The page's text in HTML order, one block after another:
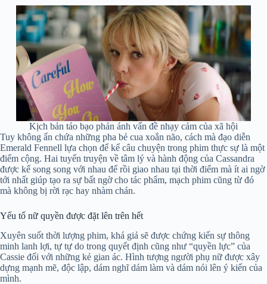
Kịch bản táo bạo phản ánh vấn đề nhạy cảm của xã hội
Tuy không ẩn chứa những pha bẻ cua xoắn não, cách mà đạo diễn
Emerald Fennell lựa chọn để kể câu chuyện trong phim thực sự là một
điểm cộng. Hai tuyến truyện về tâm lý và hành động của Cassandra
được kể song song với nhau để rồi giao nhau tại thời điểm mà ít ai ngờ
tới nhất giúp tạo ra sự bất ngờ cho tác phẩm, mạch phim cũng từ đó
mà không bị rời rạc hay nhàm chán.
Yếu tố nữ quyền được đặt lên trên hết
Xuyên suốt thời lượng phim, khá giả sẽ được chứng kiến sự thông
minh lanh lợi, tự tự do trong quyết định cũng như “quyền lực” của
Cassie đối với những kẻ gian ác. Hình tượng người phụ nữ được xây
dựng mạnh mẽ, độc lập, dám nghĩ dám làm và dám nói lên ý kiến của
mình.